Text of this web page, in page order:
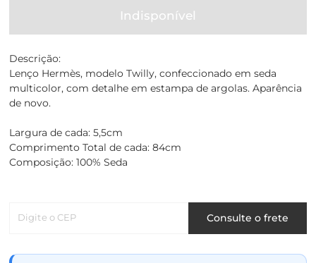
Indisponível
Descrição:
Lenço Hermès, modelo Twilly, confeccionado em seda
multicolor, com detalhe em estampa de argolas. Aparência
de novo.
Largura de cada: 5,5cm
Comprimento Total de cada: 84cm
Composição: 100% Seda
Digite o CEP Consulte o frete